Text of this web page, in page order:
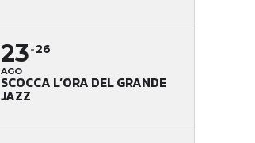
23
AGO
26
SCOCCA L’ORA DEL GRANDE
JAZZ